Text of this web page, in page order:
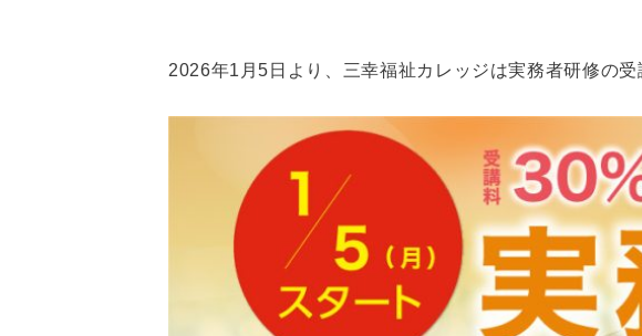
2026年1月5日より、三幸福祉カレッジは実務者研修の